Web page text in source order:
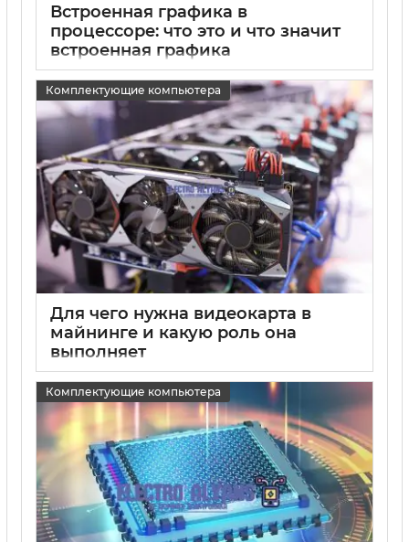
Встроенная графика в
процессоре: что это и что значит
встроенная графика
15 05 2025 0
Комплектующие компьютера
Для чего нужна видеокарта в
майнинге и какую роль она
выполняет
15 05 2025 0
Комплектующие компьютера